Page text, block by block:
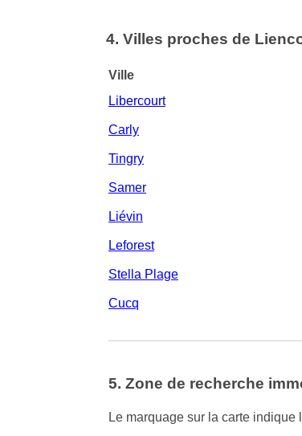
4. Villes proches de
Ville
Libercourt
Carly
Tingry
Samer
Liévin
Leforest
Stella Plage
Cucq
5. Zone de recherche
Le marquage sur la carte